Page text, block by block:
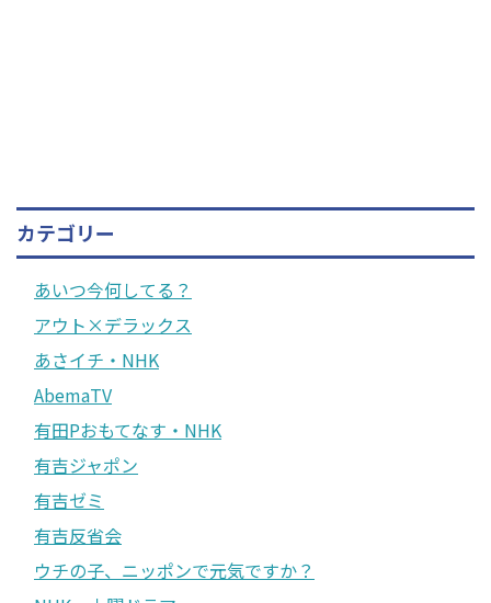
カテゴリー
あいつ今何してる？
アウト×デラックス
あさイチ・NHK
AbemaTV
有田Pおもてなす・NHK
有吉ジャポン
有吉ゼミ
有吉反省会
ウチの子、ニッポンで元気ですか？